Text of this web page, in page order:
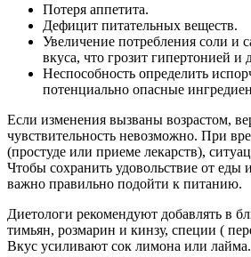
Потеря аппетита.
Дефицит питательных веществ.
Увеличение потребления соли и
вкуса, что грозит гипертонией и
Неспособность определить
потенциально опасные
Если изменения вызваны возрастом,
чувствительность невозможно. При
(простуде или приеме лекарств),
Чтобы сохранить удовольствие от еды
важно правильно подойти к питанию.
Диетологи рекомендуют добавлять в
тимьян, розмарин и кинзу, специи (
Вкус усиливают сок лимона или